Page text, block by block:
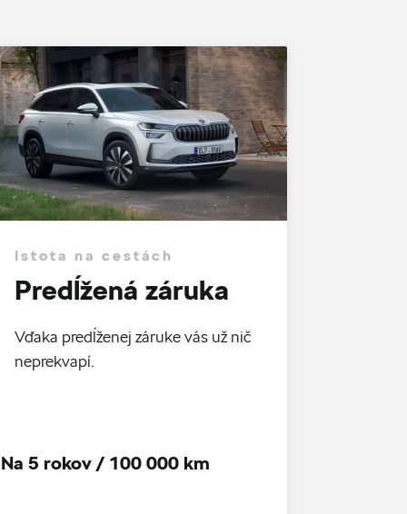
Istota na cestách
Predĺžená záruka
Vďaka predĺženej záruke vás už nič
neprekvapí.
Na 5 rokov / 100 000 km